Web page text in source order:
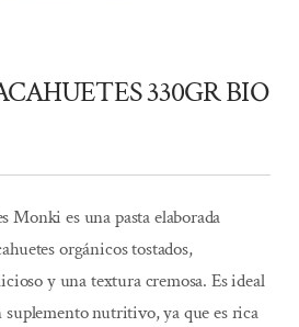
330GR BIO
Monki es una pasta elaborada
orgánicos tostados,
y una textura cremosa. Es ideal
suplemento nutritivo, ya que es rica